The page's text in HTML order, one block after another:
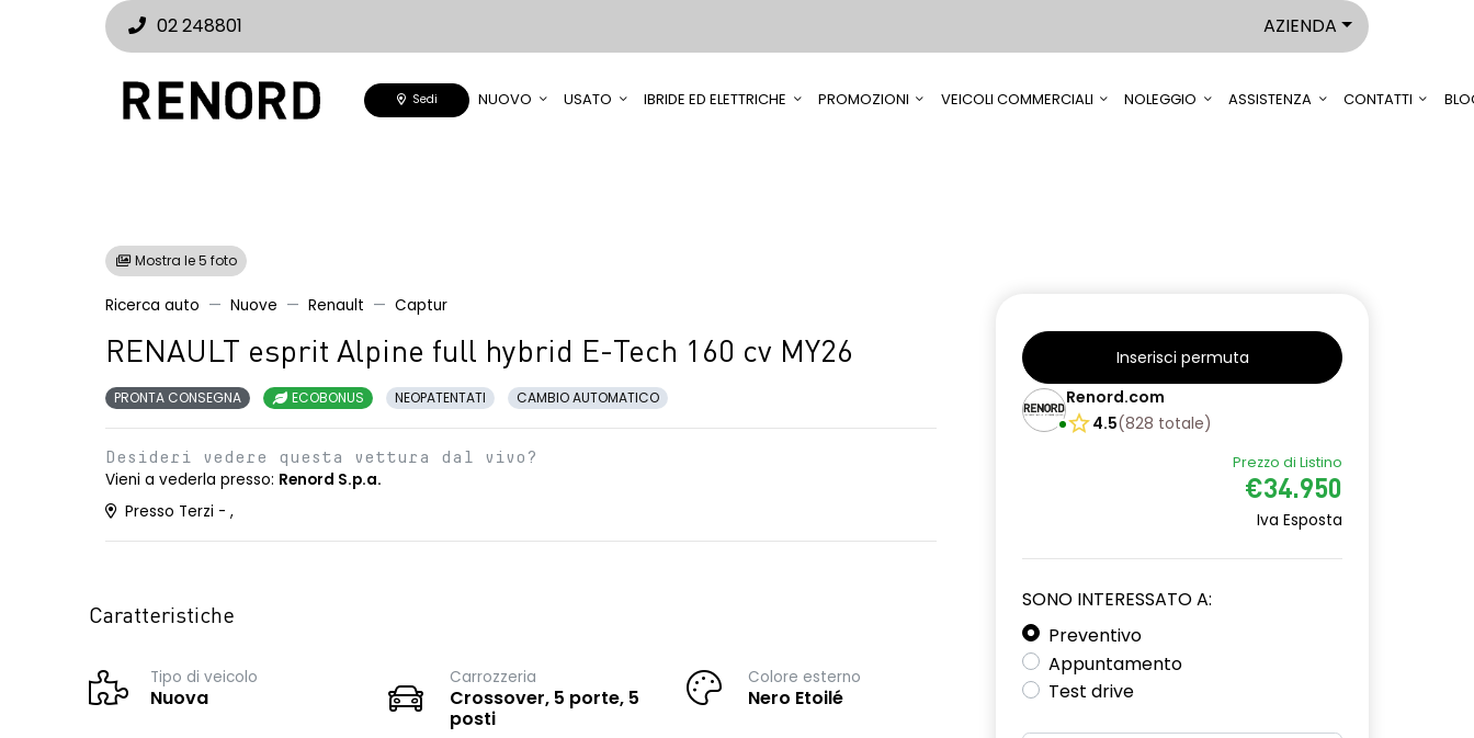
02 248801 AZIENDA
Sedi NUOVO USATO IBRIDE ED ELETTRICHE PROMOZIONI VEICOLI COMMERCIALI NOLEGGIO ASSISTENZA CONTATTI
Mostra le 5 foto
Ricerca auto Nuove Renault Captur
RENAULT esprit Alpine full hybrid E-Tech 160 cv MY26
PRONTA CONSEGNA ECOBONUS NEOPATENTATI CAMBIO AUTOMATICO
Desideri vedere questa vettura dal vivo?
Vieni a vederla presso: Renord S.p.a.
Presso Terzi - ,
Caratteristiche
Tipo di veicolo
Nuova
Carrozzeria
Crossover, 5 porte, 5
posti
Colore esterno
Nero Etoilé
Inserisci permuta
Renord.com
4.5(828 totale)
Prezzo di Listino
€34.950
Iva Esposta
SONO INTERESSATO A:
Preventivo
Appuntamento
Test drive